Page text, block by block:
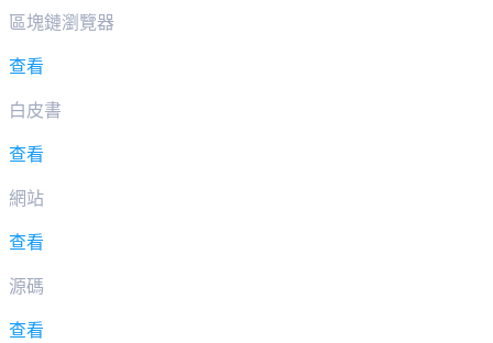
區塊鏈瀏覽器
查看
白皮書
查看
網站
查看
源碼
查看